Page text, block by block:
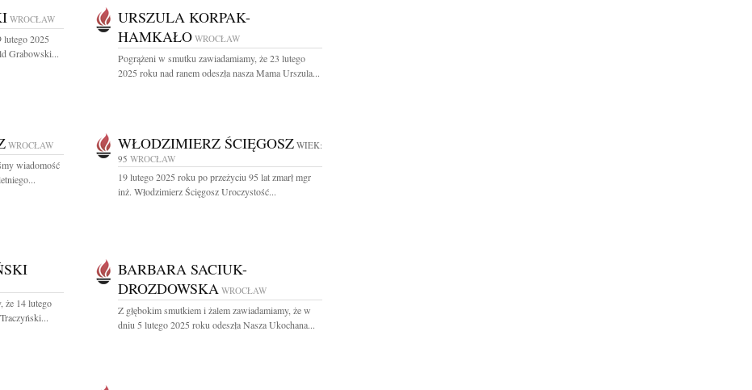
WROCŁAW
lutego 2025
Grabowski...
URSZULA KORPAK-
HAMKAŁO WROCŁAW
Pogrążeni w smutku zawiadamiamy, że 23 lutego
2025 roku nad ranem odeszła nasza Mama Urszula...
WROCŁAW
wiadomość
WŁODZIMIERZ ŚCIĘGOSZ WIEK:
95 WROCŁAW
19 lutego 2025 roku po przeżyciu 95 lat zmarł mgr
inż. Włodzimierz Ścięgosz Uroczystość...
że 14 lutego
BARBARA SACIUK-
DROZDOWSKA WROCŁAW
Z głębokim smutkiem i żalem zawiadamiamy, że w
dniu 5 lutego 2025 roku odeszła Nasza Ukochana...